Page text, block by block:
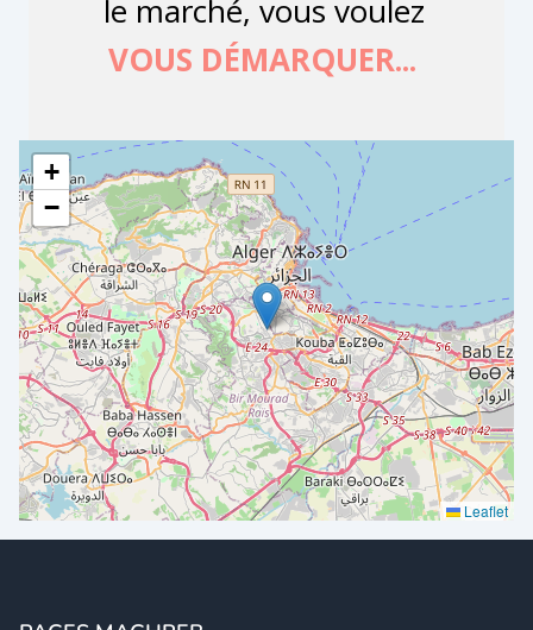
+
−
Leaflet